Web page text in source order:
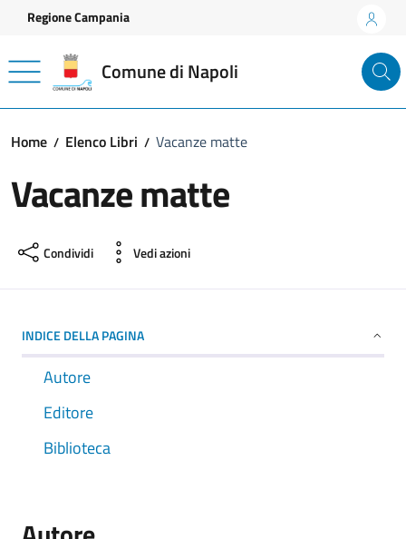
Vai ai contenuti
Vai al footer
Regione Campania
Comune di Napoli
Home Elenco Libri Vacanze matte
Vacanze matte
Condividi Vedi azioni
INDICE DELLA PAGINA
Autore
Editore
Biblioteca